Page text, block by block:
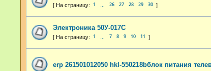
1 26 27 28 29 30
Электроника 50У-017С
1 7 8 9 10 11
erp 261501012050 hkl-550218bблок питания